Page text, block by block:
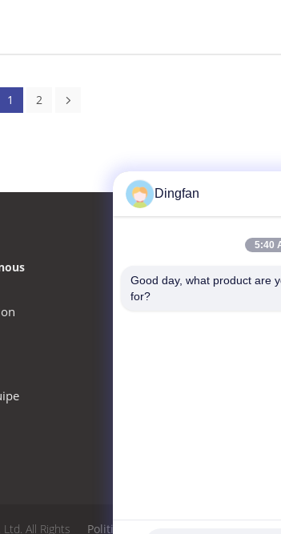
1 2
Politique de confidentialité
All Rights
Dingfan
5:40
Good day, what product are
for?